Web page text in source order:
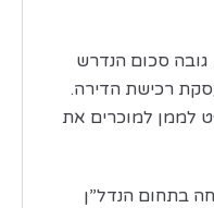
גובה סכום הנדרש
רכישת הדירה.
לממן למוכרים את
בתחום הנדל”ן